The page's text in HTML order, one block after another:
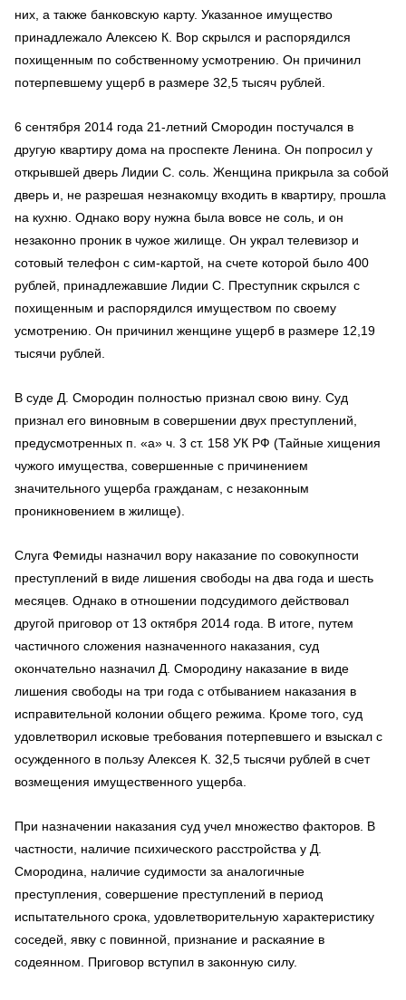
них, а также банковскую карту. Указанное имущество
принадлежало Алексею К. Вор скрылся и распорядился
похищенным по собственному усмотрению. Он причинил
потерпевшему ущерб в размере 32,5 тысяч рублей.
6 сентября 2014 года 21-летний Смородин постучался в
другую квартиру дома на проспекте Ленина. Он попросил у
открывшей дверь Лидии С. соль. Женщина прикрыла за собой
дверь и, не разрешая незнакомцу входить в квартиру, прошла
на кухню. Однако вору нужна была вовсе не соль, и он
незаконно проник в чужое жилище. Он украл телевизор и
сотовый телефон с сим-картой, на счете которой было 400
рублей, принадлежавшие Лидии С. Преступник скрылся с
похищенным и распорядился имуществом по своему
усмотрению. Он причинил женщине ущерб в размере 12,19
тысячи рублей.
В суде Д. Смородин полностью признал свою вину. Суд
признал его виновным в совершении двух преступлений,
предусмотренных п. «а» ч. 3 ст. 158 УК РФ (Тайные хищения
чужого имущества, совершенные с причинением
значительного ущерба гражданам, с незаконным
проникновением в жилище).
Слуга Фемиды назначил вору наказание по совокупности
преступлений в виде лишения свободы на два года и шесть
месяцев. Однако в отношении подсудимого действовал
другой приговор от 13 октября 2014 года. В итоге, путем
частичного сложения назначенного наказания, суд
окончательно назначил Д. Смородину наказание в виде
лишения свободы на три года с отбыванием наказания в
исправительной колонии общего режима. Кроме того, суд
удовлетворил исковые требования потерпевшего и взыскал с
осужденного в пользу Алексея К. 32,5 тысячи рублей в счет
возмещения имущественного ущерба.
При назначении наказания суд учел множество факторов. В
частности, наличие психического расстройства у Д.
Смородина, наличие судимости за аналогичные
преступления, совершение преступлений в период
испытательного срока, удовлетворительную характеристику
соседей, явку с повинной, признание и раскаяние в
содеянном. Приговор вступил в законную силу.